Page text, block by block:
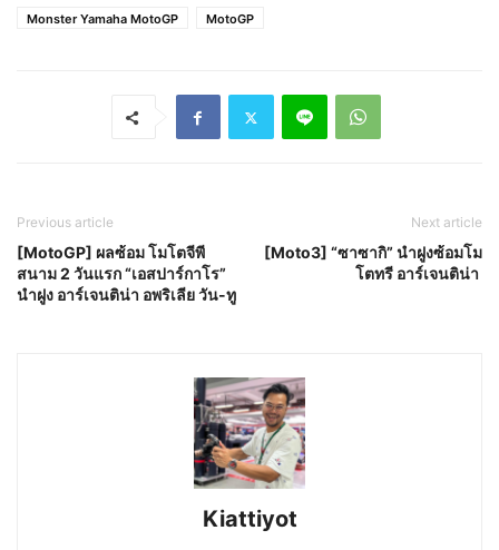
Monster Yamaha MotoGP
MotoGP
Previous article
[MotoGP] ผลซ้อม โมโตจีพี
สนาม 2 วันแรก “เอสปาร์กาโร”
นำฝูง อาร์เจนติน่า อพริเลีย วัน-ทู
Next article
[Moto3] “ซาซากิ” นำฝูงซ้อมโม
โตทรี อาร์เจนติน่า
Kiattiyot